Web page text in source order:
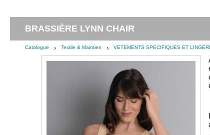
Catalogue Textile & Maintien VETEMENTS SPECIFIQUES ET
BRASSIÈRE LYNN CHAIR